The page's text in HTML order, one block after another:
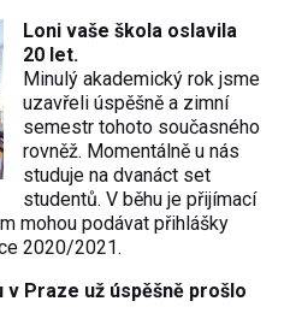
Loni vaše škola oslavila
20 let.
Minulý akademický rok jsme
uzavřeli úspěšně a zimní
semestr tohoto současného
rovněž. Momentálně u nás
studuje na dvanáct set
studentů. V běhu je přijímací
mohou podávat přihlášky
2020/2021.
Praze už úspěšně prošlo